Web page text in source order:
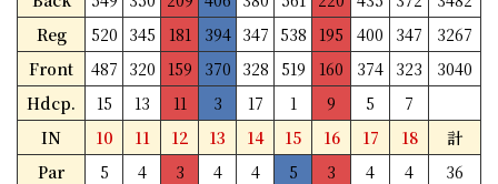
Reg
520 345 181 394 347 538 195 400 347
3267
Front
487 320 159 370 328 519 160 374 323
3040
Hdcp.
15 13 11 3 17 1 9 5
7
IN
10 11 12 13 14 15 16 17 18
計
Par
5 4 3 4 4 5 3 4 4
36